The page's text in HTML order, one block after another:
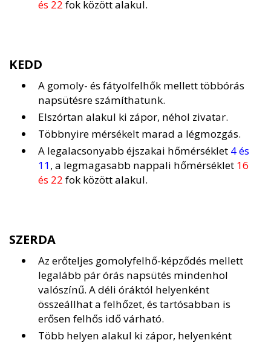
és 22 fok között alakul.
KEDD
A gomoly- és fátyolfelhők mellett többórás
napsütésre számíthatunk.
Elszórtan alakul ki zápor, néhol zivatar.
Többnyire mérsékelt marad a légmozgás.
A legalacsonyabb éjszakai hőmérséklet 4 és
11, a legmagasabb nappali hőmérséklet 16
és 22 fok között alakul.
SZERDA
Az erőteljes gomolyfelhő-képződés mellett
legalább pár órás napsütés mindenhol
valószínű. A déli óráktól helyenként
összeállhat a felhőzet, és tartósabban is
erősen felhős idő várható.
Több helyen alakul ki zápor, helyenként